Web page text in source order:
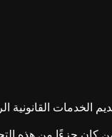
القانونية